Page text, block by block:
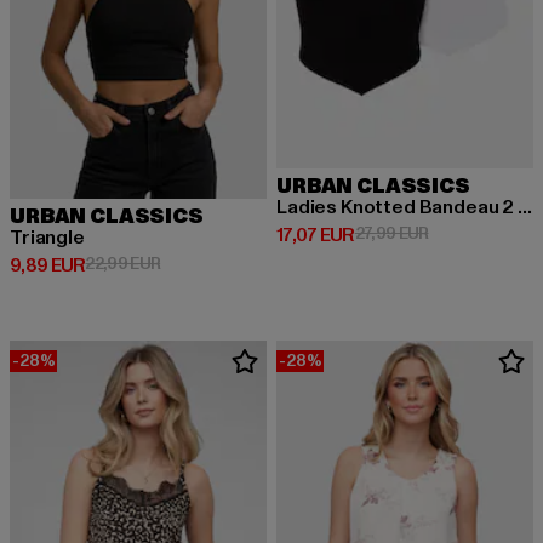
URBAN CLASSICS
Triangle
9,89 EUR
Derzeitiger Preis: 9,89 EUR
22,99 EURAktionspreis: 22,99 EUR
URBAN CLASSICS
Ladies Knotted Bandeau 2 Pack
17,07 EUR
Derzeitiger Preis: 17,07 EUR
27,99 EURAktionspreis:
-28% -28%